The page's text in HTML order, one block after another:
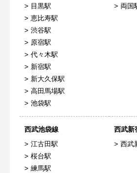
目黒駅
恵比寿駅
渋谷駅
原宿駅
代々木駅
新宿駅
新大久保駅
高田馬場駅
池袋駅
両国
西武池袋線
江古田駅
桜台駅
練馬駅
西武新
西武